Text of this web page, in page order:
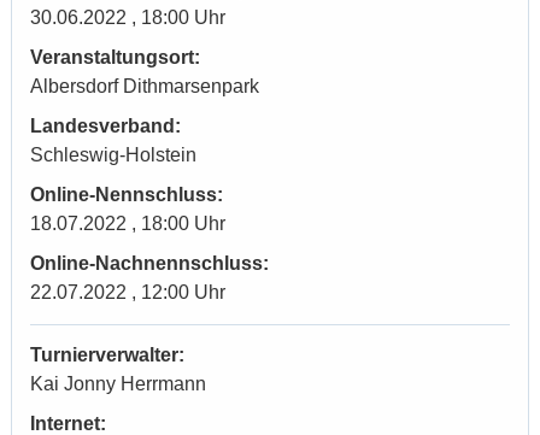
30.06.2022 , 18:00 Uhr
Veranstaltungsort:
Albersdorf Dithmarsenpark
Landesverband:
Schleswig-Holstein
Online-Nennschluss:
18.07.2022 , 18:00 Uhr
Online-Nachnennschluss:
22.07.2022 , 12:00 Uhr
Turnierverwalter:
Kai Jonny Herrmann
Internet: